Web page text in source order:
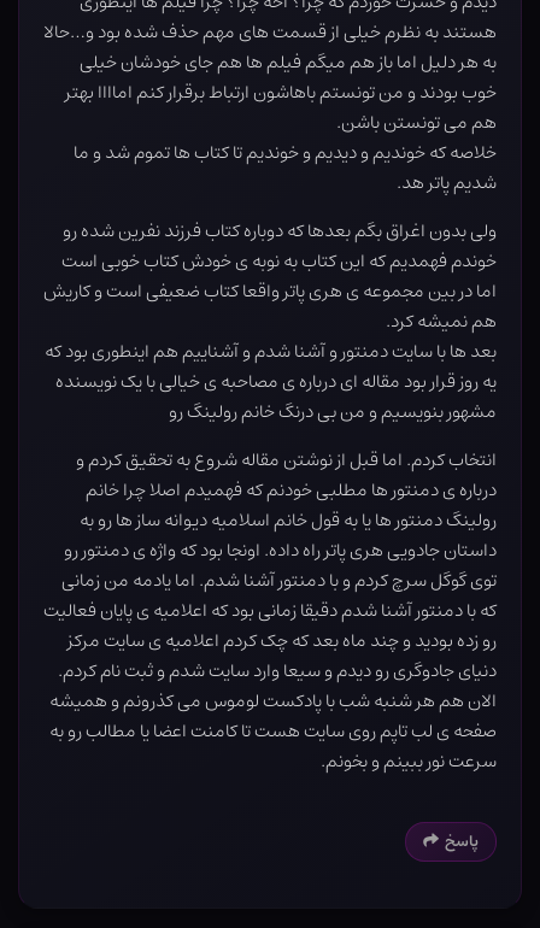
هستند به نظرم خیلی از قسمت های مهم حذف شده بود و…حالا
به هر دلیل اما باز هم میگم فیلم ها هم جای خودشان خیلی
خوب بودند و من تونستم باهاشون ارتباط برقرار کنم اماااا بهتر
هم می تونستن باشن.
خلاصه که خوندیم و دیدیم و خوندیم تا کتاب ها تموم شد و ما
شدیم پاتر هد.
ولی بدون اغراق بگم بعدها که دوباره کتاب فرزند نفرین شده رو
خوندم فهمدیم که این کتاب به نوبه ی خودش کتاب خوبی است
اما در بین مجموعه ی هری پاتر واقعا کتاب ضعیفی است و کاریش
هم نمیشه کرد.
بعد ها با سایت دمنتور و آشنا شدم و آشناییم هم اینطوری بود که
یه روز قرار بود مقاله ای درباره ی مصاحبه ی خیالی با یک نویسنده
مشهور بنویسیم و من بی درنگ خانم رولینگ رو
انتخاب کردم. اما قبل از نوشتن مقاله شروع به تحقیق کردم و
درباره ی دمنتور ها مطلبی خودنم که فهمیدم اصلا چرا خانم
رولینگ دمنتور ها یا به قول خانم اسلامیه دیوانه ساز ها رو به
داستان جادویی هری پاتر راه داده. اونجا بود که واژه ی دمنتور رو
توی گوگل سرچ کردم و با دمنتور آشنا شدم. اما یادمه من زمانی
که با دمنتور آشنا شدم دقیقا زمانی بود که اعلامیه ی پایان فعالیت
رو زده بودید و چند ماه بعد که چک کردم اعلامیه ی سایت مرکز
دنیای جادوگری رو دیدم و سیعا وارد سایت شدم و ثبت نام کردم.
الان هم هر شنبه شب با پادکست لوموس می کذرونم و همیشه
صفحه ی لب تاپم روی سایت هست تا کامنت اعضا یا مطالب رو به
سرعت نور ببینم و بخونم.
پاسخ